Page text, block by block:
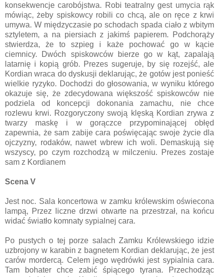
konsekwencje carobójstwa. Robi teatralny gest umycia rąk
mówiąc, żeby spiskowcy robili co chcą, ale on ręce z krwi
umywa. W międzyczasie po schodach spada ciało z wbitym
sztyletem, a na piersiach z jakimś papierem. Podchorąży
stwierdza, że to szpieg i każe pochować go w kącie
ciemnicy. Dwóch spiskowców bierze go w kąt, zapalają
latarnię i kopią grób. Prezes sugeruje, by się rozejść, ale
Kordian wraca do dyskusji deklarując, że gotów jest ponieść
wielkie ryzyko. Dochodzi do głosowania, w wyniku którego
okazuje się, że zdecydowana większość spiskowców nie
podziela od koncepcji dokonania zamachu, nie chce
rozlewu krwi. Rozgoryczony swoją klęską Kordian zrywa z
twarzy maskę i w gorączce przypominającej obłęd
zapewnia, że sam zabije cara poświęcając swoje życie dla
ojczyzny, rodaków, nawet wbrew ich woli. Demaskują się
wszyscy, po czym rozchodzą w milczeniu. Prezes zostaje
sam z Kordianem
Scena V
Jest noc. Sala koncertowa w zamku królewskim oświecona
lampą, Przez liczne drzwi otwarte na przestrzał, na końcu
widać światło komnaty sypialnej cara.
Po pustych o tej porze salach Zamku Królewskiego idzie
uzbrojony w karabin z bagnetem Kordian deklarując, że jest
carów mordercą. Celem jego wędrówki jest sypialnia cara.
Tam bohater chce zabić śpiącego tyrana. Przechodząc